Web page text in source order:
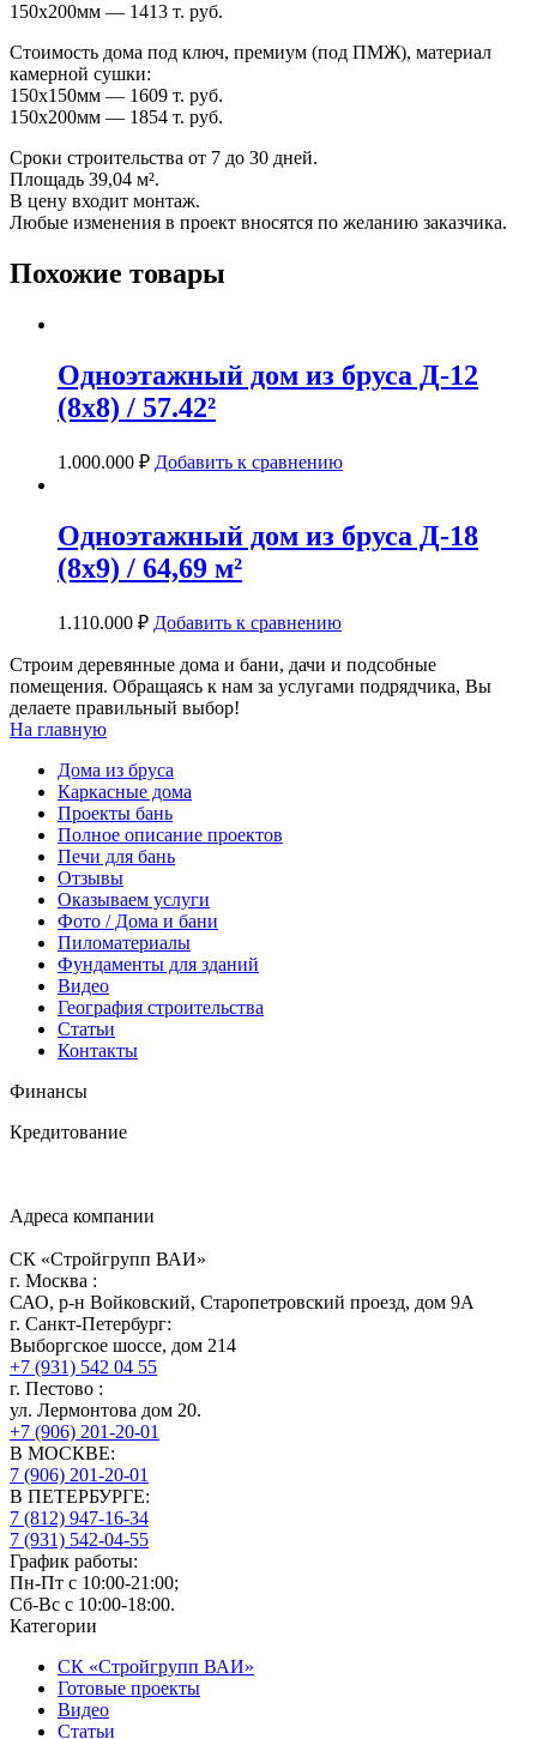
150х200мм — 1413 т. руб.
Стоимость дома под ключ, премиум (под ПМЖ), материал
камерной сушки:
150х150мм — 1609 т. руб.
150х200мм — 1854 т. руб.
Сроки строительства от 7 до 30 дней.
Площадь 39,04 м².
В цену входит монтаж.
Любые изменения в проект вносятся по желанию заказчика.
Похожие товары
Одноэтажный дом из бруса Д-12
(8х8) / 57.42²
1.000.000 ₽ Добавить к сравнению
Одноэтажный дом из бруса Д-18
(8х9) / 64,69 м²
1.110.000 ₽ Добавить к сравнению
Строим деревянные дома и бани, дачи и подсобные
помещения. Обращаясь к нам за услугами подрядчика, Вы
делаете правильный выбор!
На главную
Дома из бруса
Каркасные дома
Проекты бань
Полное описание проектов
Печи для бань
Отзывы
Оказываем услуги
Фото / Дома и бани
Пиломатериалы
Фундаменты для зданий
Видео
География строительства
Статьи
Контакты
Финансы
Кредитование
Адреса компании
СК «Стройгрупп ВАИ»
г. Москва :
САО, р-н Войковский, Старопетровский проезд, дом 9А
г. Санкт-Петербург:
Выборгское шоссе, дом 214
+7 (931) 542 04 55
г. Пестово :
ул. Лермонтова дом 20.
+7 (906) 201-20-01
В МОСКВЕ:
7 (906) 201-20-01
В ПЕТЕРБУРГЕ:
7 (812) 947-16-34
7 (931) 542-04-55
График работы:
Пн-Пт с 10:00-21:00;
Сб-Вс с 10:00-18:00.
Категории
СК «Стройгрупп ВАИ»
Готовые проекты
Видео
Статьи